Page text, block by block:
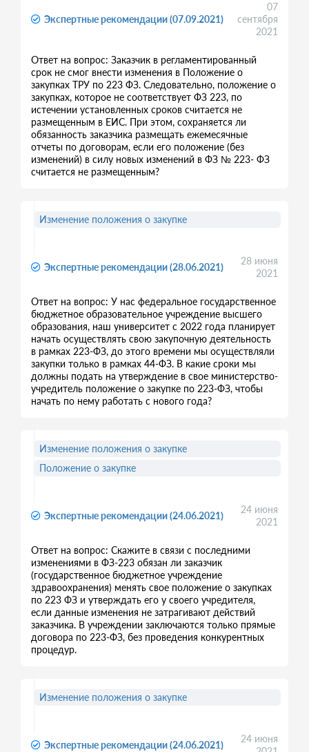
Экспертные рекомендации (07.09.2021)
07
сентября
2021
Ответ на вопрос: Заказчик в регламентированный
срок не смог внести изменения в Положение о
закупках ТРУ по 223 ФЗ. Следовательно, положение о
закупках, которое не соответствует ФЗ 223, по
истечении установленных сроков считается не
размещенным в ЕИС. При этом, сохраняется ли
обязанность заказчика размещать ежемесячные
отчеты по договорам, если его положение (без
изменений) в силу новых изменений в ФЗ № 223- ФЗ
считается не размещенным?
Экспертные рекомендации (28.06.2021)
28 июня
2021
Ответ на вопрос: У нас федеральное государственное
бюджетное образовательное учреждение высшего
образования, наш университет с 2022 года планирует
начать осуществлять свою закупочную деятельность
в рамках 223-ФЗ, до этого времени мы осуществляли
закупки только в рамках 44-ФЗ. В какие сроки мы
должны подать на утверждение в свое министерство-
учредитель положение о закупке по 223-ФЗ, чтобы
начать по нему работать с нового года?
Изменение положения о закупке
Экспертные рекомендации (24.06.2021)
24 июня
2021
Ответ на вопрос: Скажите в связи с последними
изменениями в ФЗ-223 обязан ли заказчик
(государственное бюджетное учреждение
здравоохранения) менять свое положение о закупках
по 223 ФЗ и утверждать его у своего учредителя,
если данные изменения не затрагивают действий
заказчика. В учреждении заключаются только прямые
договора по 223-ФЗ, без проведения конкурентных
процедур.
Изменение положения о закупке
Положение о закупке
Экспертные рекомендации (24.06.2021)
24 июня
Изменение положения о закупке